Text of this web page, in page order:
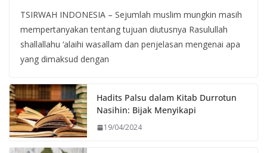
TSIRWAH INDONESIA – Sejumlah muslim mungkin masih
mempertanyakan tentang tujuan diutusnya Rasulullah
shallallahu ‘alaihi wasallam dan penjelasan mengenai apa
yang dimaksud dengan
Hadits Palsu dalam Kitab Durrotun
Nasihin: Bijak Menyikapi
19/04/2024